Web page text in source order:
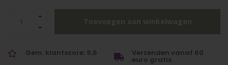
Toevoegen aan winkelwagen
Gem. klantscore: 9,5 Verzenden vanaf 60
euro gratis